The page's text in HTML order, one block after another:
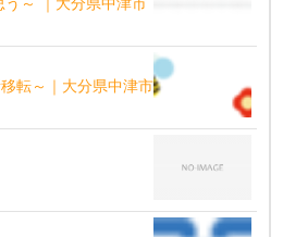
転～｜大分県中津市